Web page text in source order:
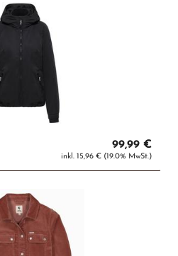
99,99 €
inkl. 15,96 € (19.0% MwSt.)